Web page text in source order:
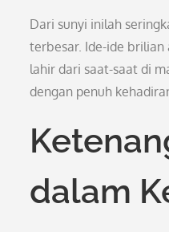
Dari sunyi inilah
terbesar. Ide-ide
lahir dari saat-saat di
dengan penuh
dalam